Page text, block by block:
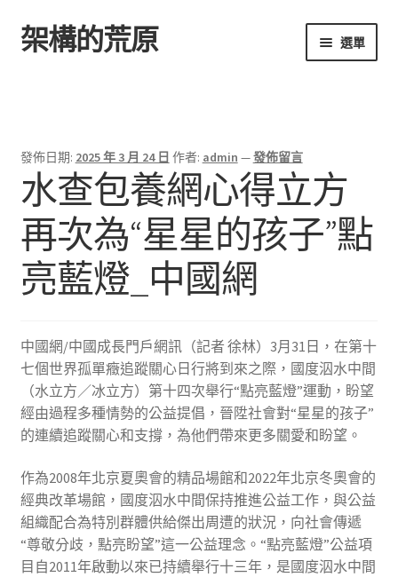
跳
至
跳
至
架構的荒原 選單
發佈日期: 2025 年 3 月 24 日 作者: admin —發佈留言
水查包養網心得立方
再次為“星星的孩子”點
亮藍燈_中國網
中國網/中國成長門戶網訊（記者 徐林）3月31日，在第十
七個世界孤單癥追蹤關心日行將到來之際，國度泅水中間
（水立方／冰立方）第十四次舉行“點亮藍燈”運動，盼望
經由過程多種情勢的公益提倡，晉陞社會對“星星的孩子”
的連續追蹤關心和支撐，為他們帶來更多關愛和盼望。
作為2008年北京夏奧會的精品場館和2022年北京冬奧會的
經典改革場館，國度泅水中間保持推進公益工作，與公益
組織配合為特別群體供給傑出周遭的狀況，向社會傳遞
“尊敬分歧，點亮盼望”這一公益理念。“點亮藍燈”公益項
目自2011年啟動以來已持續舉行十三年，是國度泅水中間